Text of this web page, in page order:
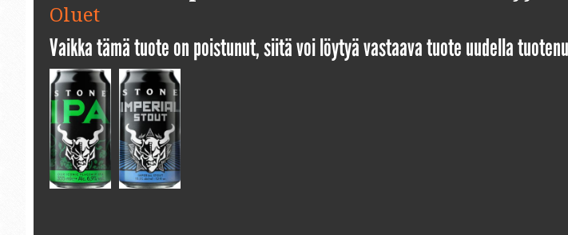
Oluet
Vaikka tämä tuote on poistunut, siitä voi löytyä vastaava tuote uudella